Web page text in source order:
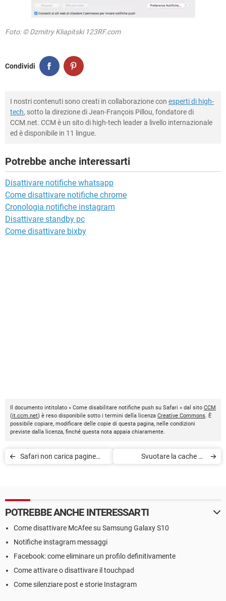
Foto: © Dzmitry Kliapitski 123RF.com
Condividi
I nostri contenuti sono creati in collaborazione con esperti di high-
tech, sotto la direzione di Jean-François Pillou, fondatore di
CCM.net. CCM è un sito di high-tech leader a livello internazionale
ed è disponibile in 11 lingue.
Potrebbe anche interessarti
Disattivare notifiche whatsapp
Come disattivare notifiche chrome
Cronologia notifiche instagram
Disattivare standby pc
Come disattivare bixby
Il documento intitolato « Come disabilitare notifiche push su Safari » dal sito CCM
(it.ccm.net) è reso disponibile sotto i termini della licenza Creative Commons. È
possibile copiare, modificare delle copie di questa pagina, nelle condizioni
previste dalla licenza, finché questa nota appaia chiaramente.
Safari non carica pagine
Svuotare la cache ed
POTREBBE ANCHE INTERESSARTI
Come disattivare McAfee su Samsung Galaxy S10
Notifiche instagram messaggi
Facebook: come eliminare un profilo definitivamente
Come attivare o disattivare il touchpad
Come silenziare post e storie Instagram